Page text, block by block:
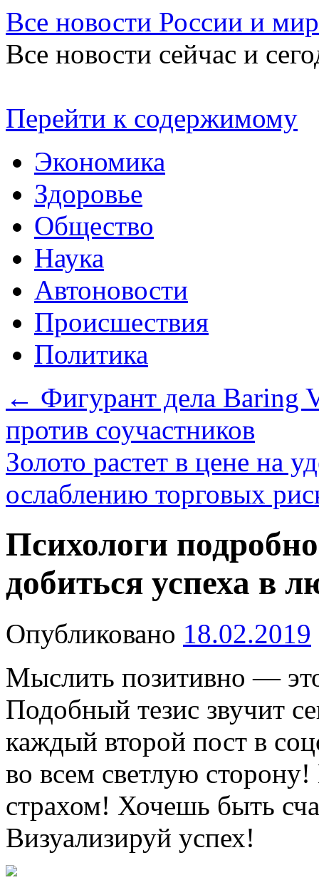
Все новости России и
Все новости сейчас и
Перейти к содержимому
Экономика
Здоровье
Общество
Наука
Автоновости
Происшествия
Политика
← Фигурант дела Baring
против соучастников
Золото растет в цене на
ослаблению торговых
Психологи
добиться успеха в
Опубликовано 18.02.2019
Мыслить позитивно —
Подобный тезис звучит
каждый второй пост в
во всем светлую
страхом! Хочешь быть
Визуализируй успех!